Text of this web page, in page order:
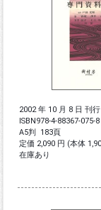
2002 年 10 月 8 日 刊行
ISBN978-4-88367-075-8
A5判 183頁
定価 2,090 円 (本体
在庫あり